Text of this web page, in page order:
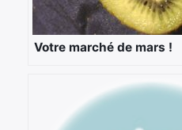
Votre marché de mars !